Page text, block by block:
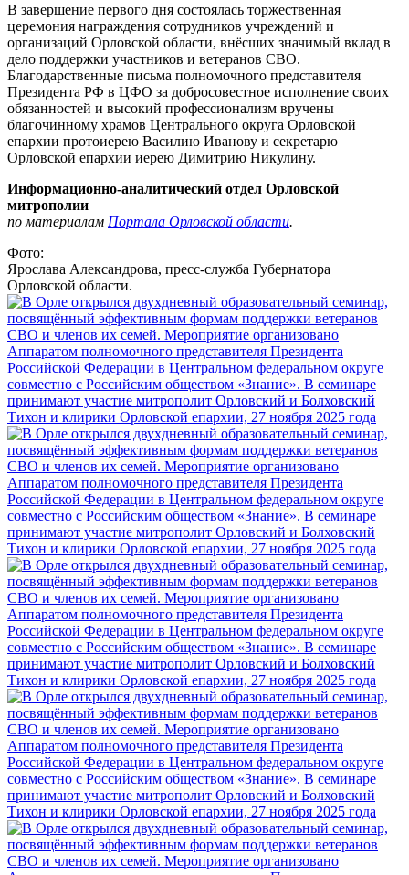
В завершение первого дня состоялась торжественная
церемония награждения сотрудников учреждений и
организаций Орловской области, внёсших значимый вклад в
дело поддержки участников и ветеранов СВО.
Благодарственные письма полномочного представителя
Президента РФ в ЦФО за добросовестное исполнение своих
обязанностей и высокий профессионализм вручены
благочинному храмов Центрального округа Орловской
епархии протоиерею Василию Иванову и секретарю
Орловской епархии иерею Димитрию Никулину.
Информационно-аналитический отдел Орловской
митрополии
по материалам Портала Орловской области.
Фото:
Ярослава Александрова, пресс-служба Губернатора
Орловской области.